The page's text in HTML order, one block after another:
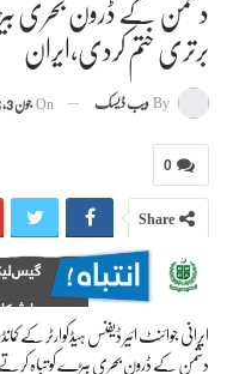
دشمن کے ڈرون بحری
برتری ختم کردی،ایران
By ویب ڈیسک On جون 3, 2026
0
Share
ایرانی جوائنٹ ائیر ڈیفنس ہیڈکوارٹر کے
دشمن کے ڈرون بحری بیڑے کو تباہ